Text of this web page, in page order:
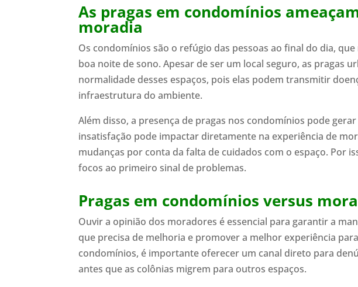
As pragas em condomínios
moradia
Os condomínios são o refúgio das pessoas ao final do dia,
boa noite de sono. Apesar de ser um local seguro, as pragas
normalidade desses espaços, pois elas podem transmitir
infraestrutura do ambiente.
Além disso, a presença de pragas nos condomínios pode
insatisfação pode impactar diretamente na experiência de
mudanças por conta da falta de cuidados com o espaço. Por
focos ao primeiro sinal de problemas.
Pragas em condomínios versus
Ouvir a opinião dos moradores é essencial para garantir a
que precisa de melhoria e promover a melhor experiência
condomínios, é importante oferecer um canal direto para
antes que as colônias migrem para outros espaços.